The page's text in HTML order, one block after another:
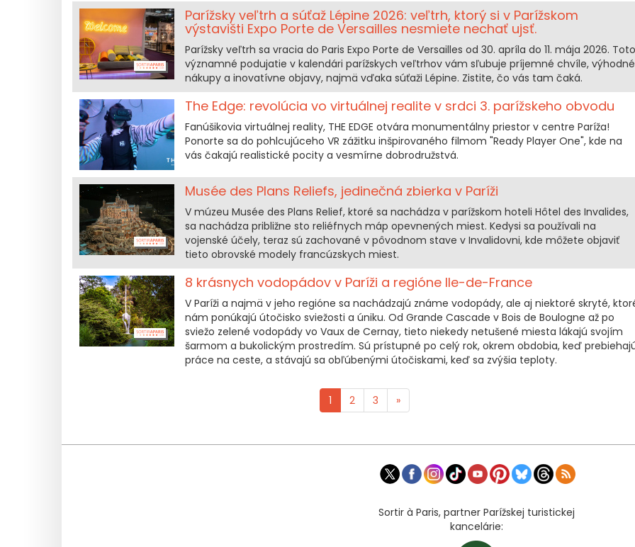
Parížsky veľtrh a súťaž Lépine 2026: veľtrh, ktorý si v Parížskom
výstavišti Expo Porte de Versailles nesmiete nechať ujsť.
Parížsky veľtrh sa vracia do Paris Expo Porte de Versailles od 30. apríla do 11. mája 2026. Toto
významné podujatie v kalendári parížskych veľtrhov vám sľubuje príjemné chvíle, výhodné
nákupy a inovatívne objavy, najmä vďaka súťaži Lépine. Zistite, čo vás tam čaká.
The Edge: revolúcia vo virtuálnej realite v srdci 3. parížskeho obvodu
Fanúšikovia virtuálnej reality, THE EDGE otvára monumentálny priestor v centre Paríža!
Ponorte sa do pohlcujúceho VR zážitku inšpirovaného filmom "Ready Player One", kde na
vás čakajú realistické pocity a vesmírne dobrodružstvá.
Musée des Plans Reliefs, jedinečná zbierka v Paríži
V múzeu Musée des Plans Relief, ktoré sa nachádza v parížskom hoteli Hôtel des Invalides,
sa nachádza približne sto reliéfnych máp opevnených miest. Kedysi sa používali na
vojenské účely, teraz sú zachované v pôvodnom stave v Invalidovni, kde môžete objaviť
tieto obrovské modely francúzskych miest.
8 krásnych vodopádov v Paríži a regióne Ile-de-France
V Paríži a najmä v jeho regióne sa nachádzajú známe vodopády, ale aj niektoré skryté,
nám ponúkajú útočisko sviežosti a úniku. Od Grande Cascade v Bois de Boulogne až po
sviežo zelené vodopády vo Vaux de Cernay, tieto niekedy netušené miesta lákajú svojím
šarmom a bukolickým prostredím. Sú prístupné po celý rok, okrem obdobia, keď
práce na ceste, a stávajú sa obľúbenými útočiskami, keď sa zvýšia teploty.
1 2 3 »
Sortir à Paris, partner Parížskej turistickej
kancelárie: